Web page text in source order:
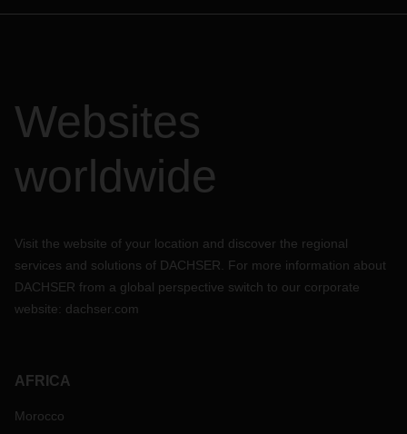
Websites
worldwide
Visit the website of your location and discover the regional
services and solutions of DACHSER. For more information about
DACHSER from a global perspective switch to our corporate
website: dachser.com
AFRICA
Morocco